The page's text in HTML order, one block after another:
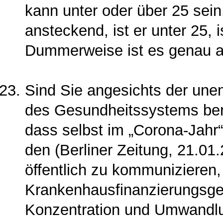
kann unter oder über 25
ansteckend, ist er unter 25,
Dummerweise ist es genau
Sind Sie angesichts der
des Gesundheitssystems
dass selbst im „Corona-
den (Berliner Zeitung,
öffentlich zu
Konzentration und